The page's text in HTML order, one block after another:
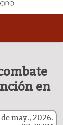
en
may., 2026.